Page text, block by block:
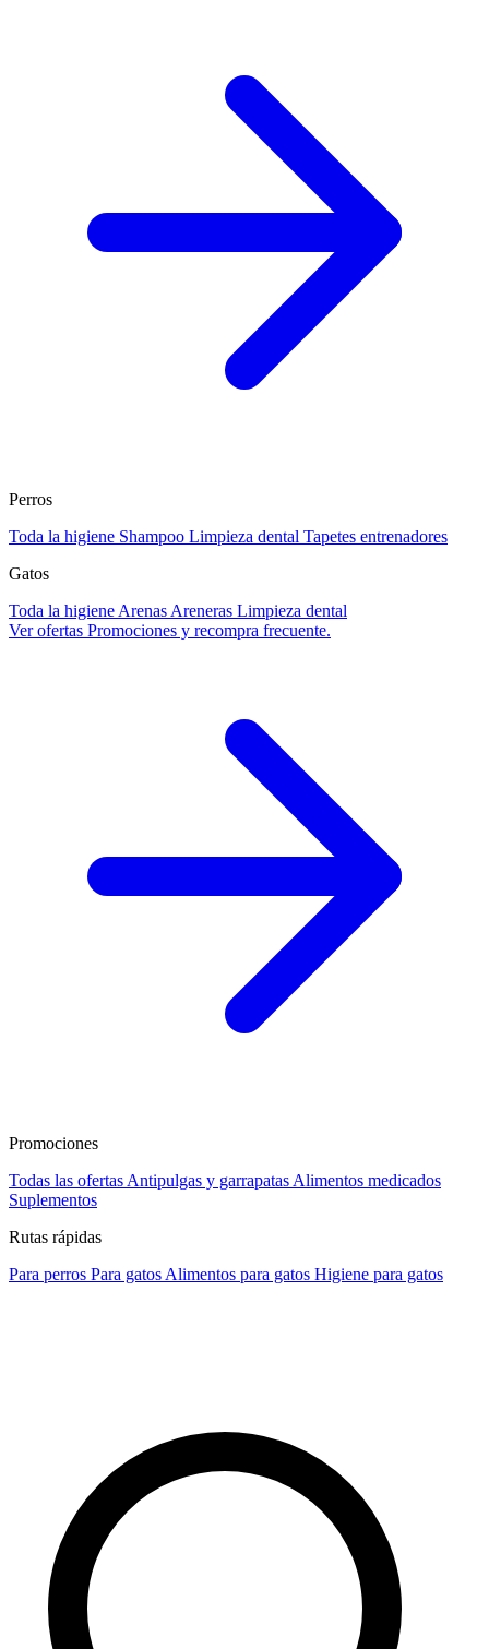
Perros
Toda la higiene Shampoo Limpieza dental Tapetes entrenadores
Gatos
Toda la higiene Arenas Areneras Limpieza dental
Ver ofertas Promociones y recompra frecuente.
Promociones
Todas las ofertas Antipulgas y garrapatas Alimentos medicados
Suplementos
Rutas rápidas
Para perros Para gatos Alimentos para gatos Higiene para gatos